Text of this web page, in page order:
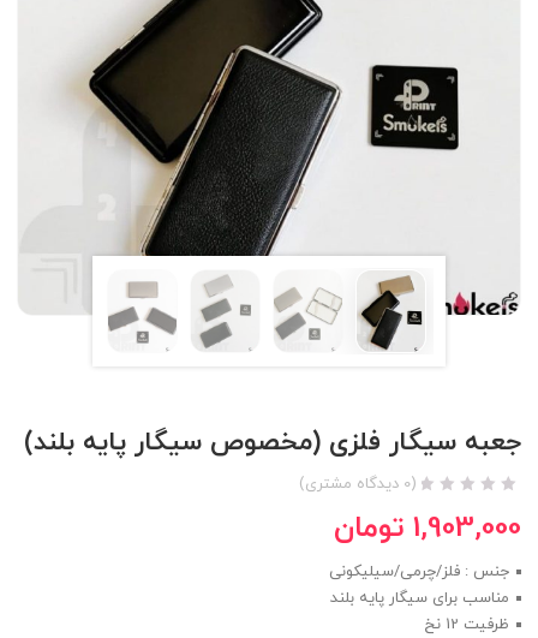
جعبه سیگار فلزی (مخصوص سیگار پایه بلند)
(
0 دیدگاه مشتری)
1,903,000 تومان
جنس : فلز/چرمی/سیلیکونی
مناسب برای سیگار پایه بلند
ظرفیت 12 نخ